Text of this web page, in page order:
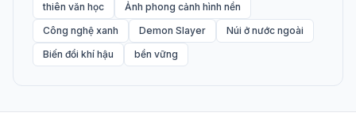
thiên văn học
Ảnh phong cảnh hình nền
Công nghệ xanh
Demon Slayer
Núi ở nước ngoài
Biến đổi khí hậu
bền vững